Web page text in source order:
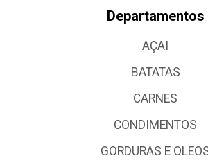
Departamentos
AÇAI
BATATAS
CARNES
CONDIMENTOS
GORDURAS E